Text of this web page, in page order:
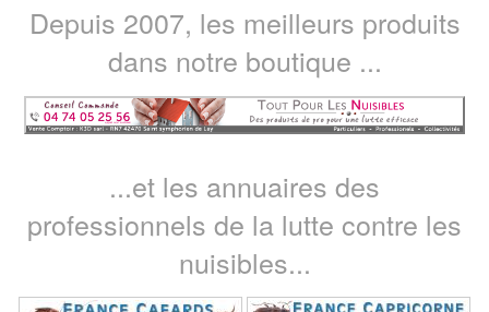
Depuis 2007, les meilleurs produits
dans notre boutique ...
...et les annuaires des
professionnels de la lutte contre les
nuisibles...